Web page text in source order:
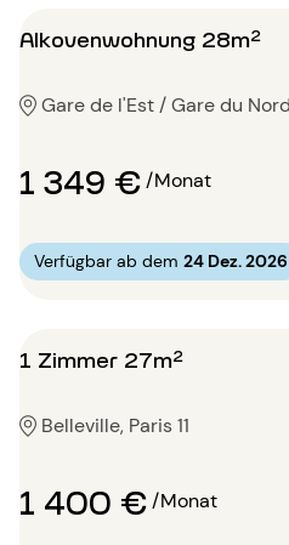
Alkovenwohnung 28m²
Gare de l'Est / Gare du
1 349 €/Monat
Verfügbar ab dem 24 Dez. 2026
1 Zimmer 27m²
Belleville, Paris 11
1 400 €/Monat